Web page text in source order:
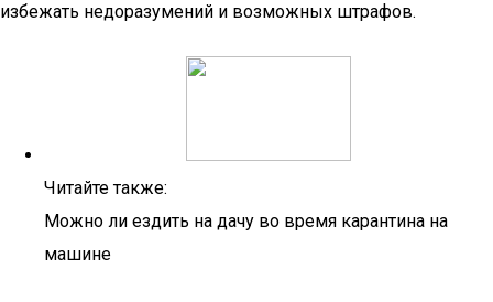
избежать недоразумений и возможных штрафов.
Читайте также:
Можно ли ездить на дачу во время карантина на
машине